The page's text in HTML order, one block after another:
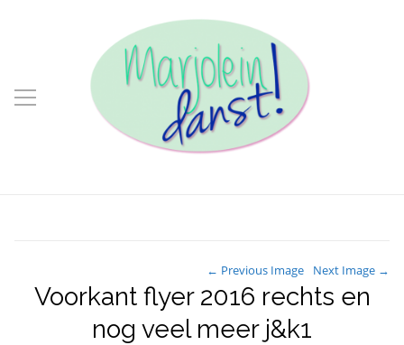
← Previous Image Next Image →
Voorkant flyer 2016 rechts en
nog veel meer j&k1